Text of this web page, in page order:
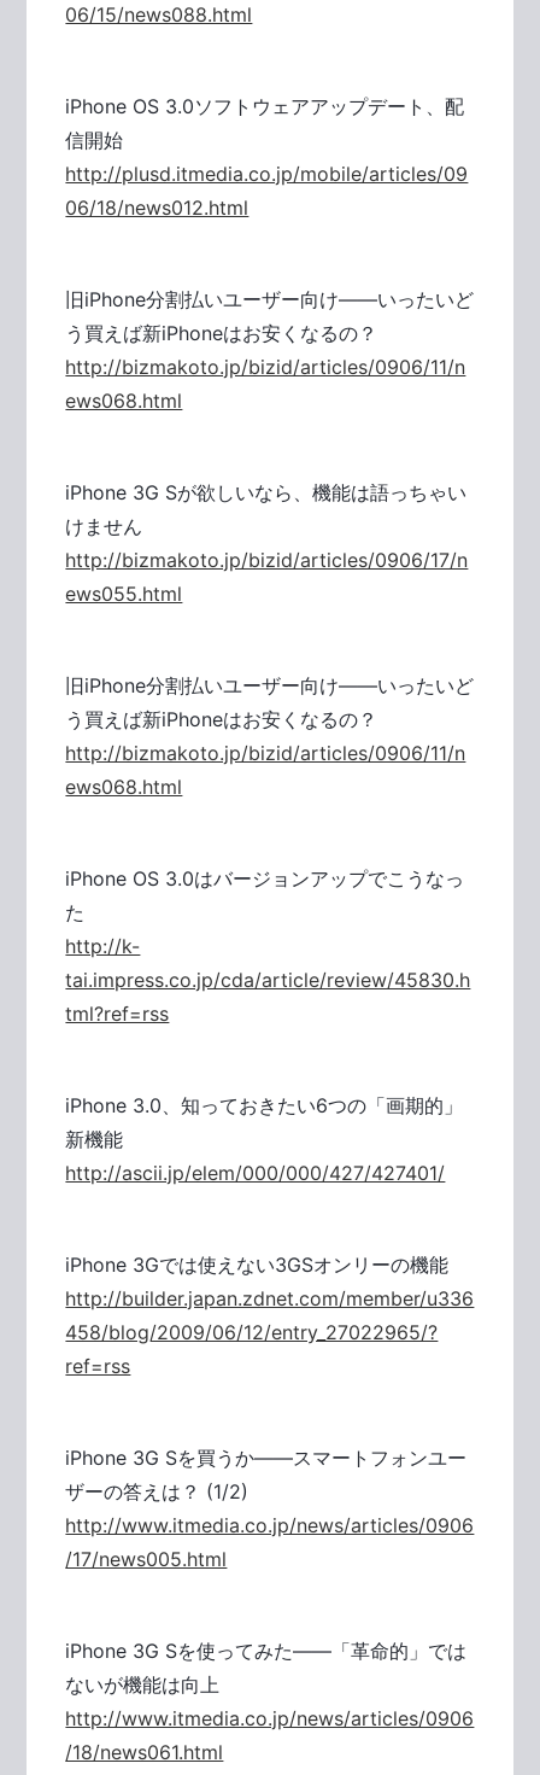
06/15/news088.html
iPhone OS 3.0ソフトウェアアップデート、配
信開始
http://plusd.itmedia.co.jp/mobile/articles/09
06/18/news012.html
旧iPhone分割払いユーザー向け――いったいど
う買えば新iPhoneはお安くなるの？
http://bizmakoto.jp/bizid/articles/0906/11/n
ews068.html
iPhone 3G Sが欲しいなら、機能は語っちゃい
けません
http://bizmakoto.jp/bizid/articles/0906/17/n
ews055.html
旧iPhone分割払いユーザー向け――いったいど
う買えば新iPhoneはお安くなるの？
http://bizmakoto.jp/bizid/articles/0906/11/n
ews068.html
iPhone OS 3.0はバージョンアップでこうなっ
た
http://k-
tai.impress.co.jp/cda/article/review/45830.h
tml?ref=rss
iPhone 3.0、知っておきたい6つの「画期的」
新機能
http://ascii.jp/elem/000/000/427/427401/
iPhone 3Gでは使えない3GSオンリーの機能
http://builder.japan.zdnet.com/member/u336
458/blog/2009/06/12/entry_27022965/?
ref=rss
iPhone 3G Sを買うか――スマートフォンユー
ザーの答えは？ (1/2)
http://www.itmedia.co.jp/news/articles/0906
/17/news005.html
iPhone 3G Sを使ってみた――「革命的」では
ないが機能は向上
http://www.itmedia.co.jp/news/articles/0906
/18/news061.html